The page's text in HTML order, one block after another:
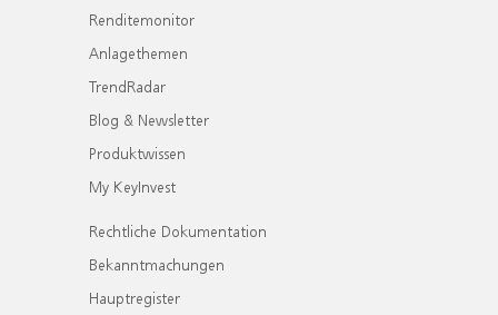
Renditemonitor
Anlagethemen
TrendRadar
Blog & Newsletter
Produktwissen
My KeyInvest
Rechtliche Dokumentation
Bekanntmachungen
Hauptregister